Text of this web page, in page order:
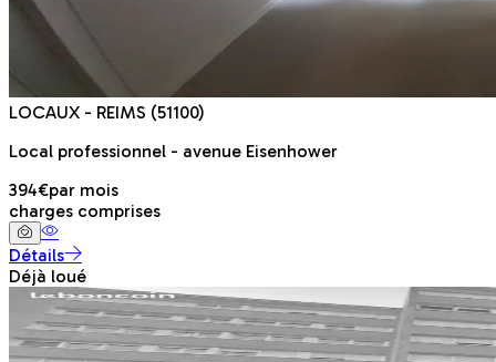
LOCAUX - REIMS (51100)
Local professionnel - avenue Eisenhower
394€par mois
charges comprises
Détails
Déjà loué